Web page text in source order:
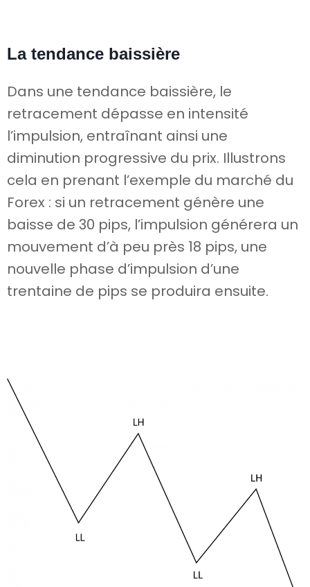
La tendance baissière
Dans une tendance baissière, le
retracement dépasse en intensité
l’impulsion, entraînant ainsi une
diminution progressive du prix. Illustrons
cela en prenant l’exemple du marché du
Forex : si un retracement génère une
baisse de 30 pips, l’impulsion générera un
mouvement d’à peu près 18 pips, une
nouvelle phase d’impulsion d’une
trentaine de pips se produira ensuite.